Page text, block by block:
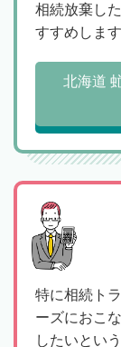
相続放棄し
すすめします
北海道
特に相続ト
ーズにおこ
したいとい